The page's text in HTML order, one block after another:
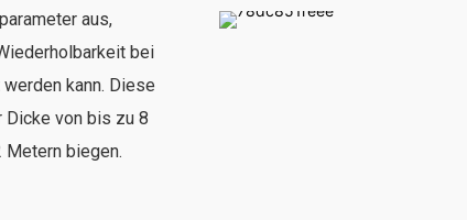
aus,
bei
kann. Diese
Dicke von bis zu 8
Metern biegen.